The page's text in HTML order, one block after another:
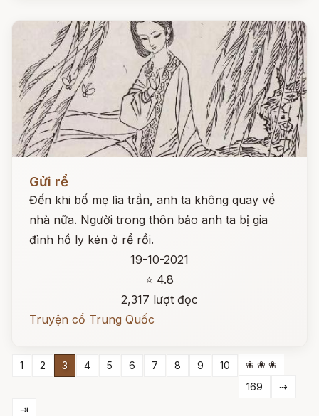
Gửi rể
Đến khi bố mẹ lìa trần, anh ta không quay về
nhà nữa. Người trong thôn bảo anh ta bị gia
đình hồ ly kén ở rể rồi.
19-10-2021
⭐ 4.8
2,317 lượt đọc
Truyện cổ Trung Quốc
1 2 3 4 5 6 7 8 9 10
❀ ❀ ❀
169
⇢
⇥